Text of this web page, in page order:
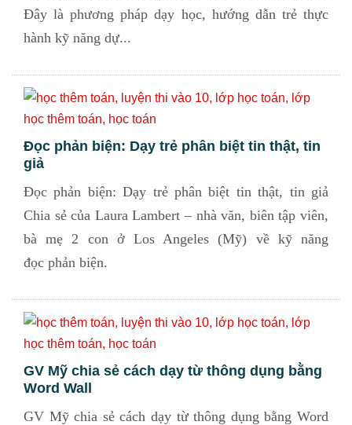
Đây là phương pháp dạy học, hướng dẫn trẻ thực
hành kỹ năng dự...
Đọc phản biện: Dạy trẻ phân biệt tin thật, tin
giả
Đọc phản biện: Dạy trẻ phân biệt tin thật, tin giả
Chia sẻ của Laura Lambert – nhà văn, biên tập viên,
bà mẹ 2 con ở Los Angeles (Mỹ) về kỹ năng
đọc phản biện.
GV Mỹ chia sẻ cách dạy từ thông dụng bằng
Word Wall
GV Mỹ chia sẻ cách dạy từ thông dụng bằng Word